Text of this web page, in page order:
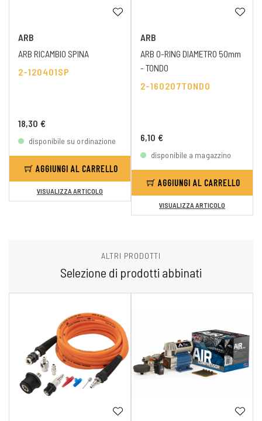
ARB
ARB RICAMBIO SPINA
2-120401SP
18,30 €
disponibile su ordinazione
AGGIUNGI AL CARRELLO
VISUALIZZA ARTICOLO
ARB
ARB O-RING DIAMETRO 50mm
- TONDO
2-160207TONDO
6,10 €
disponibile a magazzino
AGGIUNGI AL CARRELLO
VISUALIZZA ARTICOLO
ALTRI PRODOTTI
Selezione di prodotti abbinati